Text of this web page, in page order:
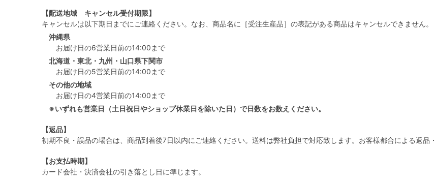
【配送地域 キャンセル受付期限】
キャンセルは以下期日までにご連絡ください。なお、商品名に［受注生産品］の表記がある商品はキャンセルできません。
沖縄県
お届け日の6営業日前の14:00まで
北海道・東北・九州・山口県下関市
お届け日の5営業日前の14:00まで
その他の地域
お届け日の4営業日前の14:00まで
※いずれも営業日（土日祝日やショップ休業日を除いた日）で日数をお数えください。
【返品】
初期不良・誤品の場合は、商品到着後7日以内にご連絡ください。送料は弊社負担で対応致します。お客様都合による返品
【お支払時期】
カード会社・決済会社の引き落とし日に準じます。